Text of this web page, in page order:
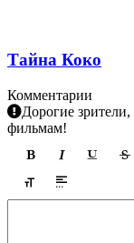
Тайна Коко
Комментарии
Дорогие
фильмам!